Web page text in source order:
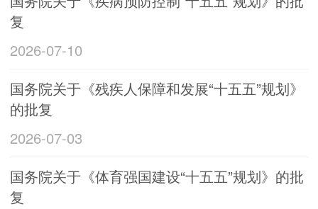
复
2026-07-10
国务院关于《残疾人保障和发展“十五五”规划》
的批复
2026-07-03
国务院关于《体育强国建设“十五五”规划》的批
复